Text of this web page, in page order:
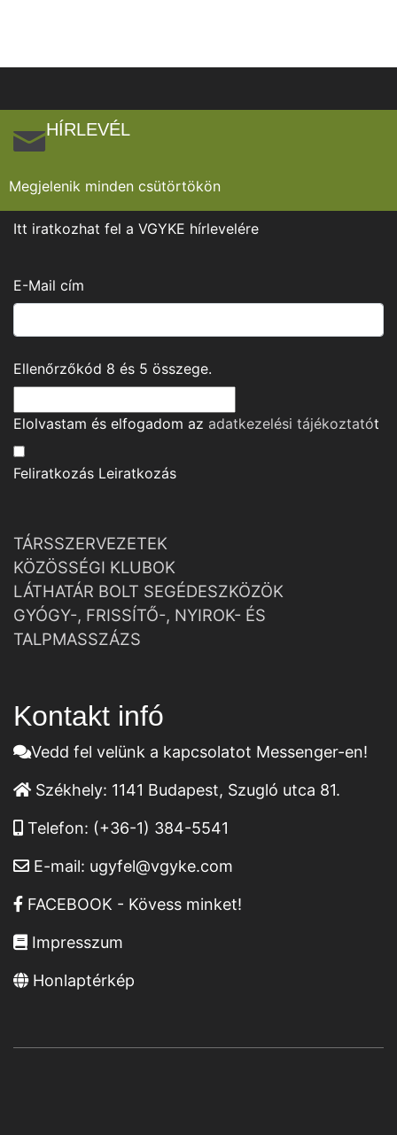
HÍRLEVÉL
Megjelenik minden csütörtökön
Itt iratkozhat fel a VGYKE hírlevelére
E-Mail cím
Ellenőrzőkód 8 és 5 összege.
Elolvastam és elfogadom az adatkezelési tájékoztatót
Feliratkozás Leiratkozás
TÁRSSZERVEZETEK
KÖZÖSSÉGI KLUBOK
LÁTHATÁR BOLT SEGÉDESZKÖZÖK
GYÓGY-, FRISSÍTŐ-, NYIROK- ÉS
TALPMASSZÁZS
Kontakt infó
Vedd fel velünk a kapcsolatot Messenger-en!
Székhely: 1141 Budapest, Szugló utca 81.
Telefon: (+36-1) 384-5541
E-mail: ugyfel@vgyke.com
FACEBOOK - Kövess minket!
Impresszum
Honlaptérkép